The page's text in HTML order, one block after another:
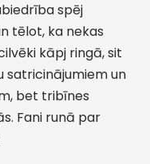
spēj
tēlot, ka nekas
kāpj ringā, sit
satricinājumiem un
bet tribīnes
Fani runā par